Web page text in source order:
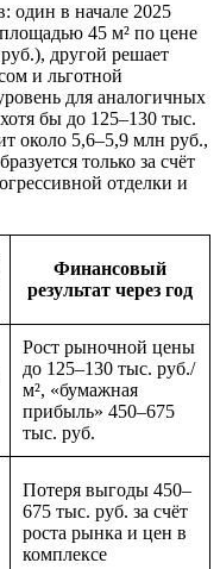
один в начале 2025
45 м² по цене
другой решает
и льготной
для аналогичных
бы до 125–130 тыс.
около 5,6–5,9 млн руб.,
только за счёт
отделки и
Финансовый
результат через год
Рост рыночной цены
до 125–130 тыс. руб./
м², «бумажная
прибыль» 450–675
тыс. руб.
Потеря выгоды 450–
675 тыс. руб. за счёт
роста рынка и цен в
комплексе